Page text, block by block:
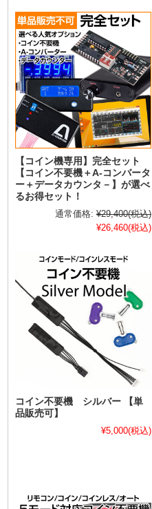
【コイン機専用】完全セット
【コイン不要機＋A-コンバータ
ー＋データカウンタ－】が選べ
るお得セット！
通常価格: ¥29,400(税込)
¥26,460(税込)
コイン不要機 シルバー 【単
品販売可】
¥5,000(税込)